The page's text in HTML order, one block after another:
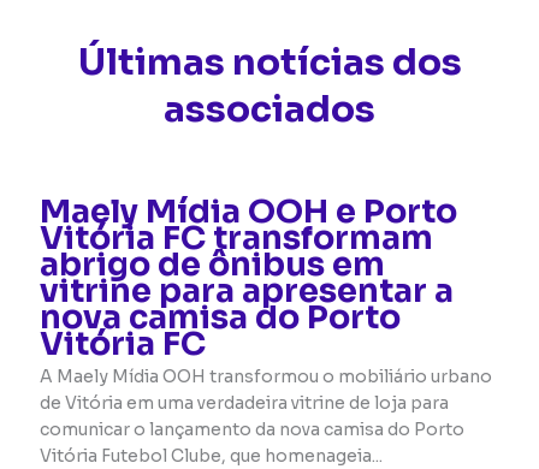
Últimas notícias dos
associados
Maely Mídia OOH e Porto
Vitória FC transformam
abrigo de ônibus em
vitrine para apresentar a
nova camisa do Porto
Vitória FC
A Maely Mídia OOH transformou o mobiliário urbano
de Vitória em uma verdadeira vitrine de loja para
comunicar o lançamento da nova camisa do Porto
Vitória Futebol Clube, que homenageia...